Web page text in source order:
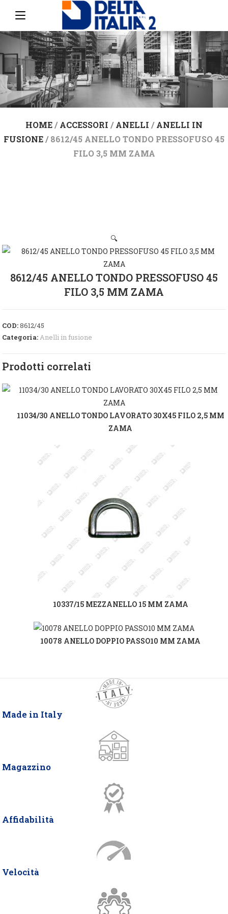
HOME/ACCESSORI /ANELLI /ANELLI IN
FUSIONE/ 8612/45 ANELLO TONDO PRESSOFUSO 45
FILO 3,5 MM ZAMA
🔍
8612/45 ANELLO TONDO PRESSOFUSO 45
FILO 3,5 MM ZAMA
COD:8612/45
Categoria:Anelli in fusione
Prodotti correlati
11034/30 ANELLO TONDO LAVORATO 30X45 FILO 2,5 MM
ZAMA
10337/15 MEZZANELLO 15 MM ZAMA
10078 ANELLO DOPPIO PASSO10 MM ZAMA
Made in Italy
Magazzino
Affidabilità
Velocità